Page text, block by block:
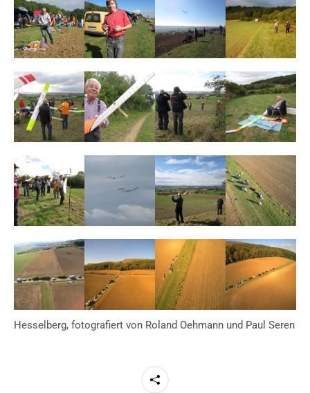
Hesselberg, fotografiert von Roland Oehmann und Paul Seren